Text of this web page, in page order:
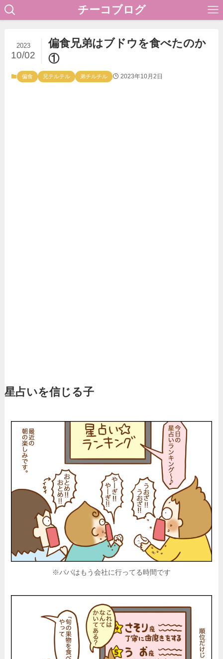
チーコブログ
偏食兄弟はブドウを食べたのか
①
2023
10/02
偏食 兄テルテル 弟チルチル 2023年10月2日
星占いを信じる子
※パパはもう会社に行ってる時間です